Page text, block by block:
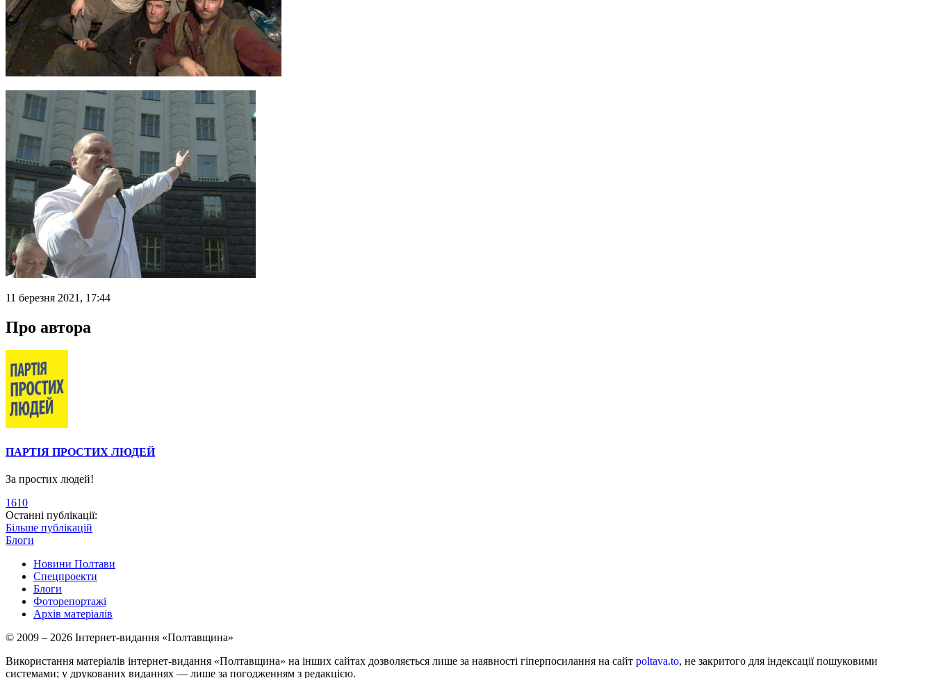
11 березня 2021, 17:44
Про автора
ПАРТІЯ ПРОСТИХ ЛЮДЕЙ
За простих людей!
1610
Останні публікації:
Більше публікацій
Блоги
Новини Полтави
Спецпроекти
Блоги
Фоторепортажі
Архів матеріалів
© 2009 – 2026 Інтернет-видання «Полтавщина»
Використання матеріалів інтернет-видання «Полтавщина» на інших сайтах дозволяється лише за наявності гіперпосилання на сайт poltava.to, не закритого для індексації пошуковими
системами; у друкованих виданнях — лише за погодженням з редакцією.